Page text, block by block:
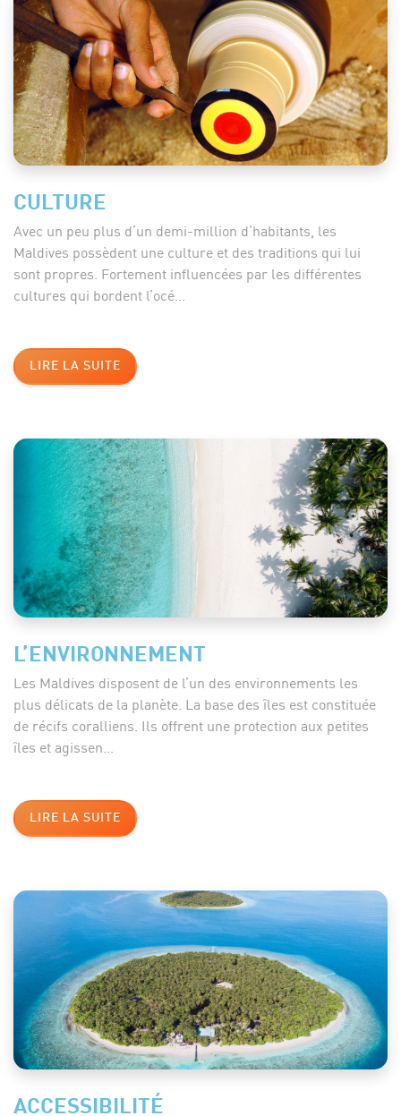
CULTURE
Avec un peu plus d’un demi-million d’habitants, les
Maldives possèdent une culture et des traditions qui lui
sont propres. Fortement influencées par les différentes
cultures qui bordent l’océ...
LIRE LA SUITE
L’ENVIRONNEMENT
Les Maldives disposent de l’un des environnements les
plus délicats de la planète. La base des îles est constituée
de récifs coralliens. Ils offrent une protection aux petites
îles et agissen...
LIRE LA SUITE
ACCESSIBILITÉ